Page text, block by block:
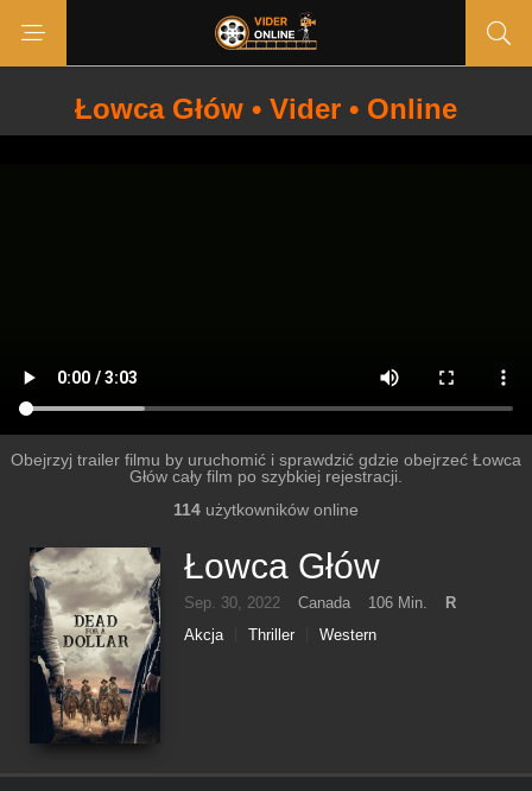
Łowca Głów • Vider • Online
Obejrzyj trailer filmu by uruchomić i sprawdzić gdzie obejrzeć Łowca
Głów cały film po szybkiej rejestracji.
114 użytkowników online
Łowca Głów
Sep. 30, 2022 Canada 106 Min.
R
Akcja
Thriller Western